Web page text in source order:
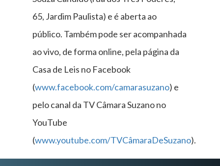
65, Jardim Paulista) e é aberta ao
público. Também pode ser acompanhada
ao vivo, de forma online, pela página da
Casa de Leis no Facebook
(www.facebook.com/camarasuzano) e
pelo canal da TV Câmara Suzano no
YouTube
(www.youtube.com/TVCâmaraDeSuzano).